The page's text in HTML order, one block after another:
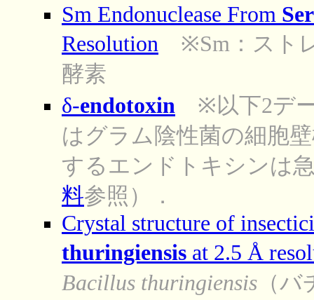
Sm Endonuclease From
Resolution
※Sm：スト
酵素
δ-endotoxin
※以下2デ
はグラム陰性菌の細胞
するエンドトキシンは
料参照）．
Crystal structure of
thuringiensis at 2.5 Å
Bacillus thuringiensis （